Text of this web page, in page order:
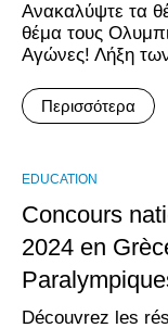
Ανακαλύψτε τα
θέμα τους
Αγώνες! Λήξη
Περισσότερα
EDUCATION
Concours
2024 en
Découvrez les